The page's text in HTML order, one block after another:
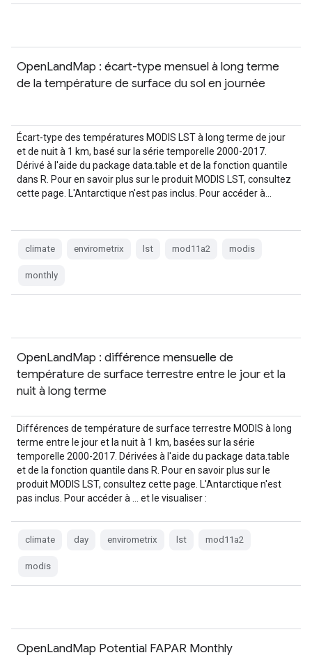
OpenLandMap : écart-type mensuel à long terme
de la température de surface du sol en journée
Écart-type des températures MODIS LST à long terme de jour
et de nuit à 1 km, basé sur la série temporelle 2000-2017.
Dérivé à l'aide du package data.table et de la fonction quantile
dans R. Pour en savoir plus sur le produit MODIS LST, consultez
cette page. L'Antarctique n'est pas inclus. Pour accéder à…
climate envirometrix lst mod11a2 modis
monthly
OpenLandMap : différence mensuelle de
température de surface terrestre entre le jour et la
nuit à long terme
Différences de température de surface terrestre MODIS à long
terme entre le jour et la nuit à 1 km, basées sur la série
temporelle 2000-2017. Dérivées à l'aide du package data.table
et de la fonction quantile dans R. Pour en savoir plus sur le
produit MODIS LST, consultez cette page. L'Antarctique n'est
pas inclus. Pour accéder à … et le visualiser :
climate day envirometrix lst mod11a2
modis
OpenLandMap Potential FAPAR Monthly